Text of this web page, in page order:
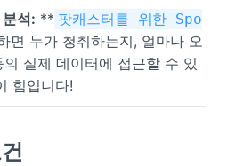
석: ** 팟캐스터를 위한 Spo
면 누가 청취하는지, 얼마나 오
실제 데이터에 접근할 수 있
힘입니다!